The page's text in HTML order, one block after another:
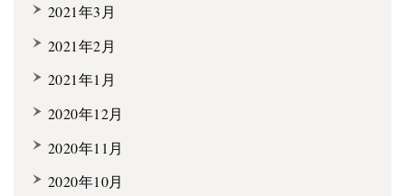
2021年3月
2021年2月
2021年1月
2020年12月
2020年11月
2020年10月